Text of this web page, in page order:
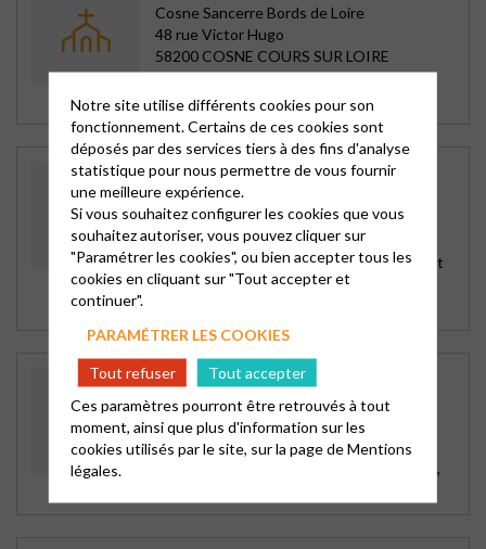
Cosne Sancerre Bords de Loire
48 rue Victor Hugo
58200 COSNE COURS SUR LOIRE
Tous les autres Dimanche, Noel et
Assemblée Générale en Mars
TEMPLE DE CHATILLON S/ LOIRE
Cosne Sancerre Bords de Loire
26 rue Franche
45360 CHATILLON SUR LOIRE
Rameaux, Ascension, 1er Dimanche d’Août
(Franco-Néerlandais), 2eme Dimanche
TEMPLE DE SANCERRE
Cosne Sancerre Bords de Loire
rue basse des remparts
18300 SANCERRE
Tous les 4eme Dimanche du mois, Pâques,
Notre site utilise différents cookies pour son
fonctionnement. Certains de ces cookies sont
déposés par des services tiers à des fins d'analyse
statistique pour nous permettre de vous fournir
une meilleure expérience.
Si vous souhaitez configurer les cookies que vous
souhaitez autoriser, vous pouvez cliquer sur
"Paramétrer les cookies", ou bien accepter tous les
cookies en cliquant sur "Tout accepter et
continuer".
PARAMÉTRER LES COOKIES
Tout refuser
Tout accepter
Ces paramètres pourront être retrouvés à tout
moment, ainsi que plus d'information sur les
cookies utilisés par le site, sur la page deMentions
légales.